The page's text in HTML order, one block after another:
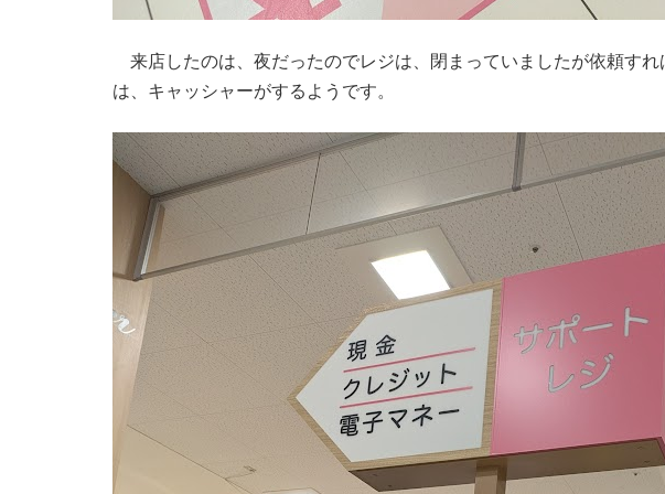
来店したのは、夜だったのでレジは、閉まっていましたが依頼す
は、キャッシャーがするようです。